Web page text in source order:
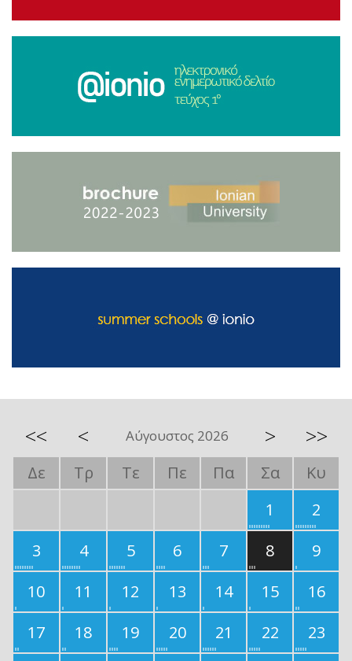
<< < Αύγουστος 2026 > >>
Δε Τρ Τε Πε Πα Σα
Κυ
1
2
3
4 5 6 7 8
9
10
11 12 13 14 15
16
17
18 19 20 21 22
23